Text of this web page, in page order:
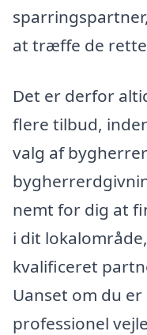
at træffe de
Det er derfor
flere tilbud,
valg af
nemt for dig at
i dit
kvalificeret
Uanset om du
professionel